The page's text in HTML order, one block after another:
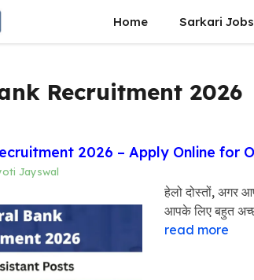
Home Sarkari Jobs
Recruitment 2026
2026 – Apply Online for
Jayswal
हेलो दोस्तों, अगर
आपके लिए बहुत
read more